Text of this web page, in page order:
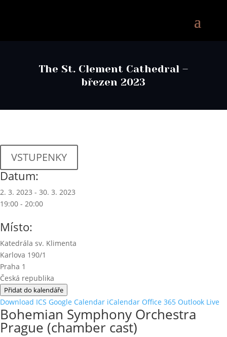
The St. Clement Cathedral –
březen 2023
VSTUPENKY
Datum:
2. 3. 2023 - 30. 3. 2023
19:00 - 20:00
Místo:
Katedrála sv. Klimenta
Karlova 190/1
Praha 1
Česká republika
Přidat do kalendáře
Download ICS Google Calendar iCalendar Office 365 Outlook Live
Bohemian Symphony Orchestra
Prague (chamber cast)